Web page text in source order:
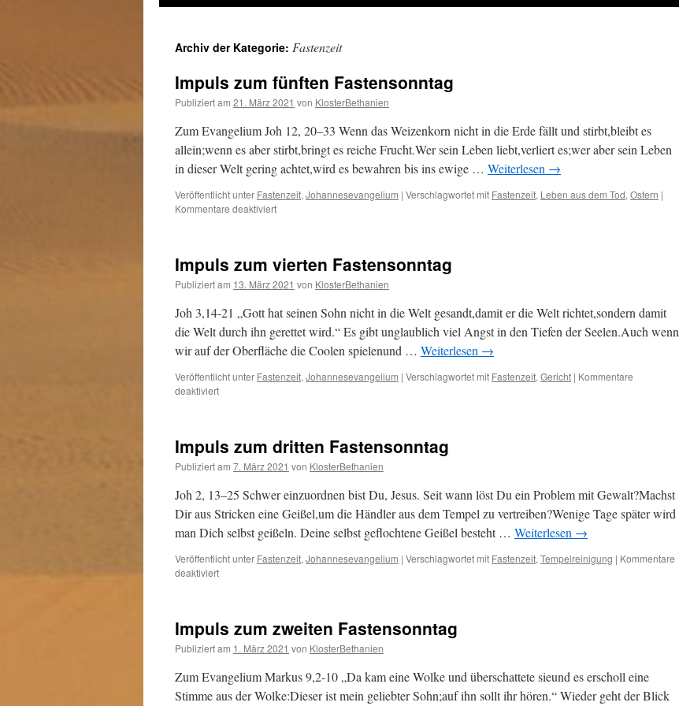
Inhalt
Archiv der Kategorie: Fastenzeit
Impuls zum fünften Fastensonntag
Publiziert am 21. März 2021 von KlosterBethanien
Zum Evangelium Joh 12, 20–33 Wenn das Weizenkorn nicht in die Erde fällt und stirbt,bleibt es
allein;wenn es aber stirbt,bringt es reiche Frucht.Wer sein Leben liebt,verliert es;wer aber sein Leben
in dieser Welt gering achtet,wird es bewahren bis ins ewige … Weiterlesen →
Veröffentlicht unter Fastenzeit, Johannesevangelium | Verschlagwortet mit Fastenzeit, Leben aus dem Tod, Ostern |
Kommentare deaktiviertfür
Fastensonntag
Impuls zum vierten Fastensonntag
Publiziert am 13. März 2021 von KlosterBethanien
Joh 3,14-21 „Gott hat seinen Sohn nicht in die Welt gesandt,damit er die Welt richtet,sondern damit
die Welt durch ihn gerettet wird.“ Es gibt unglaublich viel Angst in den Tiefen der Seelen.Auch wenn
wir auf der Oberfläche die Coolen spielenund … Weiterlesen →
Veröffentlicht unter Fastenzeit, Johannesevangelium | Verschlagwortet mit Fastenzeit, Gericht | Kommentare
deaktiviertfür
Fastensonntag
Impuls zum dritten Fastensonntag
Publiziert am 7. März 2021 von KlosterBethanien
Joh 2, 13–25 Schwer einzuordnen bist Du, Jesus. Seit wann löst Du ein Problem mit Gewalt?Machst
Dir aus Stricken eine Geißel,um die Händler aus dem Tempel zu vertreiben?Wenige Tage später wird
man Dich selbst geißeln. Deine selbst geflochtene Geißel besteht … Weiterlesen →
Veröffentlicht unter Fastenzeit, Johannesevangelium | Verschlagwortet mit Fastenzeit, Tempelreinigung | Kommentare
deaktiviertfür
Fastensonntag
Impuls zum zweiten Fastensonntag
Publiziert am 1. März 2021 von KlosterBethanien
Zum Evangelium Markus 9,2-10 „Da kam eine Wolke und überschattete sieund es erscholl eine
Stimme aus der Wolke:Dieser ist mein geliebter Sohn;auf ihn sollt ihr hören.“ Wieder geht der Blick